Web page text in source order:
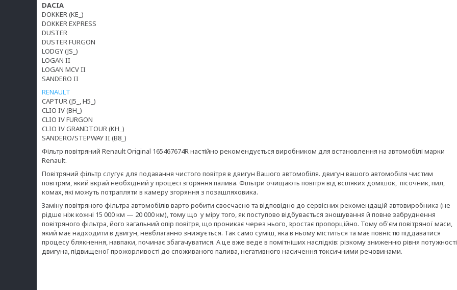
DACIA
DOKKER (KE_)
DOKKER EXPRESS
DUSTER
DUSTER FURGON
LODGY (JS_)
LOGAN II
LOGAN MCV II
SANDERO II
RENAULT
CAPTUR (J5_, H5_)
CLIO IV (BH_)
CLIO IV FURGON
CLIO IV GRANDTOUR (KH_)
SANDERO/STEPWAY II (B8_)
Фільтр повітряний Renault Original 165467674R настійно рекомендується виробником для встановлення на автомобілі марки
Renault.
Повітряний фільтр слугує для подавання чистого повітря в двигун Вашого автомобіля. двигун вашого автомобіля чистим
повітрям, який вкрай необхідний у процесі згоряння палива. Фільтри очищають повітря від всіляких домішок, пісочник, пил,
комах, які можуть потрапляти в камеру згоряння з позашляховика.
Заміну повітряного фільтра автомобілів варто робити своєчасно та відповідно до сервісних рекомендацій автовиробника (не
рідше ніж кожні 15 000 км — 20 000 км), тому що у міру того, як поступово відбувається зношування й повне забруднення
повітряного фільтра, його загальний опір повітря, що проникає через нього, зростає пропорційно. Тому об'єм повітряної маси,
який має надходити в двигун, невблаганно знижується. Так само суміш, яка в ньому міститься та має повністю піддаватися
процесу блякнення, навпаки, починає збагачуватися. А це вже веде в помітніших наслідків: різкому зниженню рівня потужності
двигуна, підвищеної прожорливості до споживаного палива, негативного насичення токсичними речовинами.